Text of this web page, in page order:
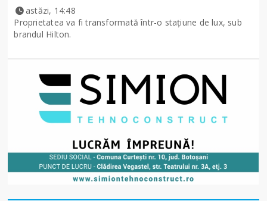
astăzi, 14:48
Proprietatea va fi transformată într-o stațiune de lux, sub
brandul Hilton.